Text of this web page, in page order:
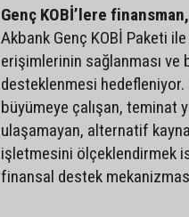
Genç KOBİ’lere
Akbank Genç KOBİ Paketi
erişimlerinin sağlanması ve
desteklenmesi hedefleniyor.
büyümeye çalışan,
ulaşamayan, alternatif
işletmesini ölçeklendirmek
finansal destek